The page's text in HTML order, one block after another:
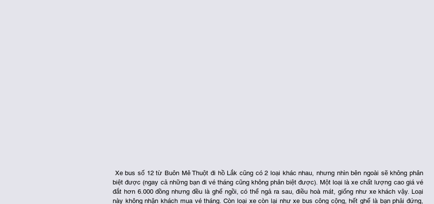
biệt được (ngay cả những bạn đi vé tháng cũng không phân biệt được). Một loại là xe chất lượng cao giá vé
đắt hơn 6.000 đồng nhưng đều là ghế ngồi, có thể ngả ra sau, điều hoà mát, giống như xe khách vậy. Loại
này không nhận khách mua vé tháng. Còn loại xe còn lại như xe bus công cộng, hết ghế là bạn phải đứng,